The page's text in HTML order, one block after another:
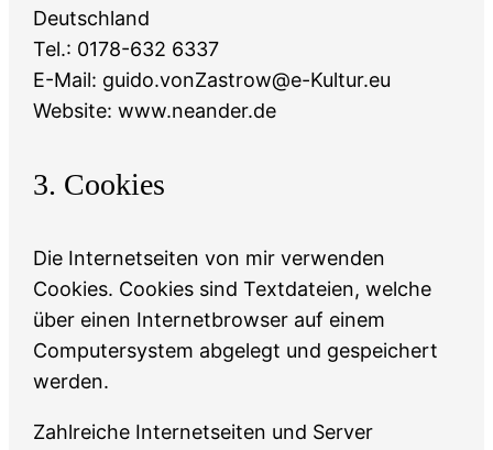
Deutschland
Tel.: 0178-632 6337
E-Mail: guido.vonZastrow@e-Kultur.eu
Website: www.neander.de
3. Cookies
Die Internetseiten von mir verwenden
Cookies. Cookies sind Textdateien, welche
über einen Internetbrowser auf einem
Computersystem abgelegt und gespeichert
werden.
Zahlreiche Internetseiten und Server